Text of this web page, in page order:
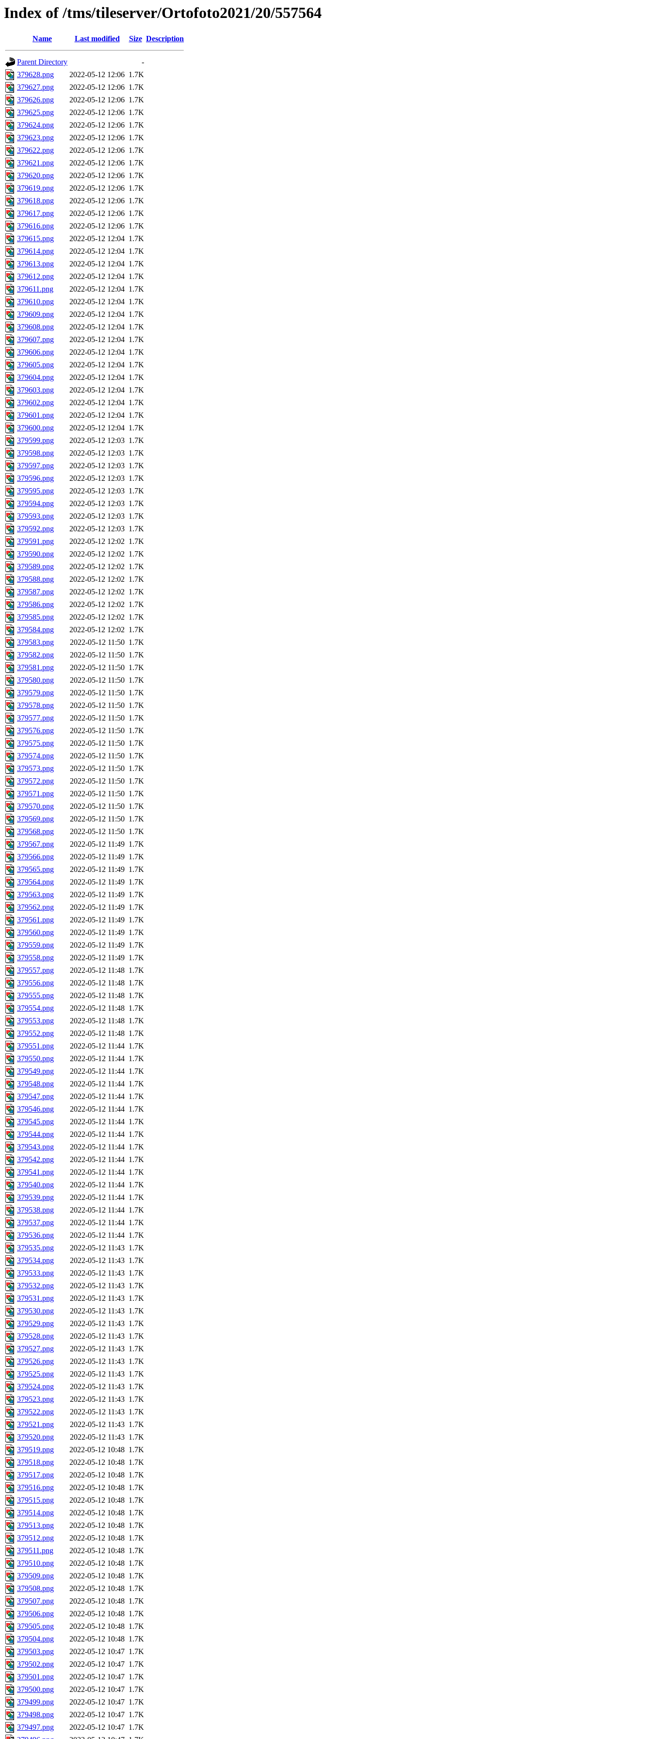
Index of /tms/tileserver/Ortofoto2021/20/557564
Name Last modified Size Description
Parent Directory
-
379628.png
2022-05-12 12:06 1.7K
379627.png
2022-05-12 12:06 1.7K
379626.png
2022-05-12 12:06 1.7K
379625.png
2022-05-12 12:06 1.7K
379624.png
2022-05-12 12:06 1.7K
379623.png
2022-05-12 12:06 1.7K
379622.png
2022-05-12 12:06 1.7K
379621.png
2022-05-12 12:06 1.7K
379620.png
2022-05-12 12:06 1.7K
379619.png
2022-05-12 12:06 1.7K
379618.png
2022-05-12 12:06 1.7K
379617.png
2022-05-12 12:06 1.7K
379616.png
2022-05-12 12:06 1.7K
379615.png
2022-05-12 12:04 1.7K
379614.png
2022-05-12 12:04 1.7K
379613.png
2022-05-12 12:04 1.7K
379612.png
2022-05-12 12:04 1.7K
379611.png
2022-05-12 12:04 1.7K
379610.png
2022-05-12 12:04 1.7K
379609.png
2022-05-12 12:04 1.7K
379608.png
2022-05-12 12:04 1.7K
379607.png
2022-05-12 12:04 1.7K
379606.png
2022-05-12 12:04 1.7K
379605.png
2022-05-12 12:04 1.7K
379604.png
2022-05-12 12:04 1.7K
379603.png
2022-05-12 12:04 1.7K
379602.png
2022-05-12 12:04 1.7K
379601.png
2022-05-12 12:04 1.7K
379600.png
2022-05-12 12:04 1.7K
379599.png
2022-05-12 12:03 1.7K
379598.png
2022-05-12 12:03 1.7K
379597.png
2022-05-12 12:03 1.7K
379596.png
2022-05-12 12:03 1.7K
379595.png
2022-05-12 12:03 1.7K
379594.png
2022-05-12 12:03 1.7K
379593.png
2022-05-12 12:03 1.7K
379592.png
2022-05-12 12:03 1.7K
379591.png
2022-05-12 12:02 1.7K
379590.png
2022-05-12 12:02 1.7K
379589.png
2022-05-12 12:02 1.7K
379588.png
2022-05-12 12:02 1.7K
379587.png
2022-05-12 12:02 1.7K
379586.png
2022-05-12 12:02 1.7K
379585.png
2022-05-12 12:02 1.7K
379584.png
2022-05-12 12:02 1.7K
379583.png
2022-05-12 11:50 1.7K
379582.png
2022-05-12 11:50 1.7K
379581.png
2022-05-12 11:50 1.7K
379580.png
2022-05-12 11:50 1.7K
379579.png
2022-05-12 11:50 1.7K
379578.png
2022-05-12 11:50 1.7K
379577.png
2022-05-12 11:50 1.7K
379576.png
2022-05-12 11:50 1.7K
379575.png
2022-05-12 11:50 1.7K
379574.png
2022-05-12 11:50 1.7K
379573.png
2022-05-12 11:50 1.7K
379572.png
2022-05-12 11:50 1.7K
379571.png
2022-05-12 11:50 1.7K
379570.png
2022-05-12 11:50 1.7K
379569.png
2022-05-12 11:50 1.7K
379568.png
2022-05-12 11:50 1.7K
379567.png
2022-05-12 11:49 1.7K
379566.png
2022-05-12 11:49 1.7K
379565.png
2022-05-12 11:49 1.7K
379564.png
2022-05-12 11:49 1.7K
379563.png
2022-05-12 11:49 1.7K
379562.png
2022-05-12 11:49 1.7K
379561.png
2022-05-12 11:49 1.7K
379560.png
2022-05-12 11:49 1.7K
379559.png
2022-05-12 11:49 1.7K
379558.png
2022-05-12 11:49 1.7K
379557.png
2022-05-12 11:48 1.7K
379556.png
2022-05-12 11:48 1.7K
379555.png
2022-05-12 11:48 1.7K
379554.png
2022-05-12 11:48 1.7K
379553.png
2022-05-12 11:48 1.7K
379552.png
2022-05-12 11:48 1.7K
379551.png
2022-05-12 11:44 1.7K
379550.png
2022-05-12 11:44 1.7K
379549.png
2022-05-12 11:44 1.7K
379548.png
2022-05-12 11:44 1.7K
379547.png
2022-05-12 11:44 1.7K
379546.png
2022-05-12 11:44 1.7K
379545.png
2022-05-12 11:44 1.7K
379544.png
2022-05-12 11:44 1.7K
379543.png
2022-05-12 11:44 1.7K
379542.png
2022-05-12 11:44 1.7K
379541.png
2022-05-12 11:44 1.7K
379540.png
2022-05-12 11:44 1.7K
379539.png
2022-05-12 11:44 1.7K
379538.png
2022-05-12 11:44 1.7K
379537.png
2022-05-12 11:44 1.7K
379536.png
2022-05-12 11:44 1.7K
379535.png
2022-05-12 11:43 1.7K
379534.png
2022-05-12 11:43 1.7K
379533.png
2022-05-12 11:43 1.7K
379532.png
2022-05-12 11:43 1.7K
379531.png
2022-05-12 11:43 1.7K
379530.png
2022-05-12 11:43 1.7K
379529.png
2022-05-12 11:43 1.7K
379528.png
2022-05-12 11:43 1.7K
379527.png
2022-05-12 11:43 1.7K
379526.png
2022-05-12 11:43 1.7K
379525.png
2022-05-12 11:43 1.7K
379524.png
2022-05-12 11:43 1.7K
379523.png
2022-05-12 11:43 1.7K
379522.png
2022-05-12 11:43 1.7K
379521.png
2022-05-12 11:43 1.7K
379520.png
2022-05-12 11:43 1.7K
379519.png
2022-05-12 10:48 1.7K
379518.png
2022-05-12 10:48 1.7K
379517.png
2022-05-12 10:48 1.7K
379516.png
2022-05-12 10:48 1.7K
379515.png
2022-05-12 10:48 1.7K
379514.png
2022-05-12 10:48 1.7K
379513.png
2022-05-12 10:48 1.7K
379512.png
2022-05-12 10:48 1.7K
379511.png
2022-05-12 10:48 1.7K
379510.png
2022-05-12 10:48 1.7K
379509.png
2022-05-12 10:48 1.7K
379508.png
2022-05-12 10:48 1.7K
379507.png
2022-05-12 10:48 1.7K
379506.png
2022-05-12 10:48 1.7K
379505.png
2022-05-12 10:48 1.7K
379504.png
2022-05-12 10:48 1.7K
379503.png
2022-05-12 10:47 1.7K
379502.png
2022-05-12 10:47 1.7K
379501.png
2022-05-12 10:47 1.7K
379500.png
2022-05-12 10:47 1.7K
379499.png
2022-05-12 10:47 1.7K
379498.png
2022-05-12 10:47 1.7K
379497.png
2022-05-12 10:47 1.7K